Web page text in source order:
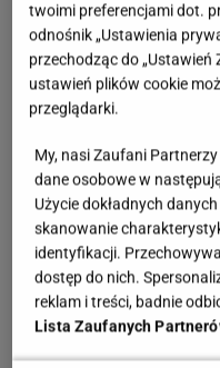
twoimi preferencjami dot.
odnośnik „Ustawienia
przechodząc do „Ustawień
ustawień plików cookie
przeglądarki.
My, nasi Zaufani
dane osobowe w
Użycie dokładnych
skanowanie
identyfikacji.
dostęp do nich.
reklam i treści, badnie
Lista Zaufanych